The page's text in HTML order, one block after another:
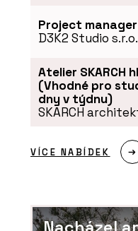
Project manager
D3K2 Studio s.r.o.
Atelier SKARCH
(Vhodné pro
dny v týdnu)
SKARCH
VÍCE NABÍDEK